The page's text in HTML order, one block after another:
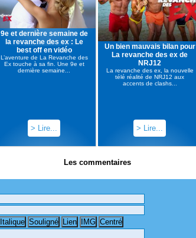
9e et dernière semaine de
la revanche des ex : Le
best off en vidéo
L’aventure de La Revanche des
Ex touche à sa fin. Une 9e et
dernière semaine...
> Lire...
Un bien mauvais bilan pour
La revanche des ex de
NRJ12
La revanche des ex, la nouvelle
télé réalité de NRJ12 aux
accents de clashs...
> Lire...
Les commentaires